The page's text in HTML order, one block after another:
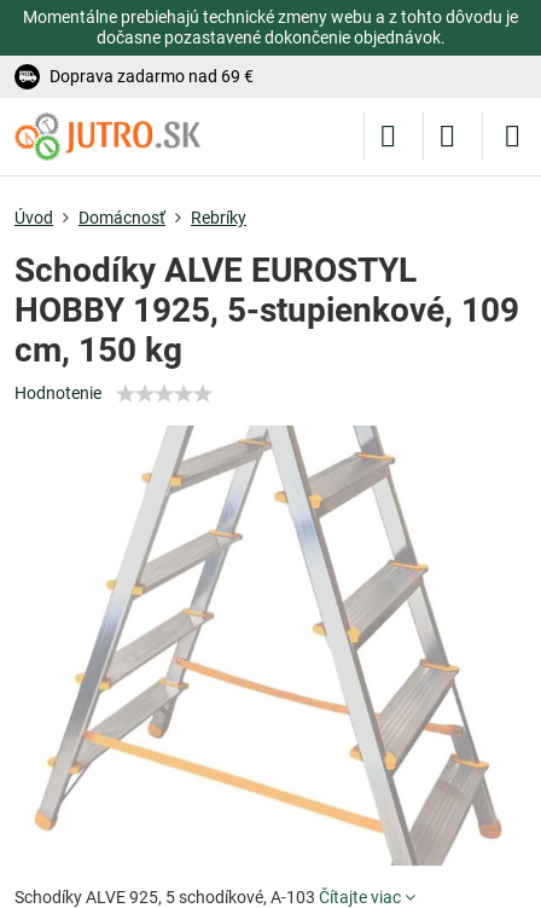
Momentálne prebiehajú technické zmeny webu a z tohto dôvodu je
dočasne pozastavené dokončenie objednávok.
Doprava zadarmo nad 69 €
Úvod Domácnosť Rebríky
Schodíky ALVE EUROSTYL
HOBBY 1925, 5-stupienkové, 109
cm, 150 kg
Hodnotenie
Schodíky ALVE 925, 5 schodíkové, A-103 Čítajte viac